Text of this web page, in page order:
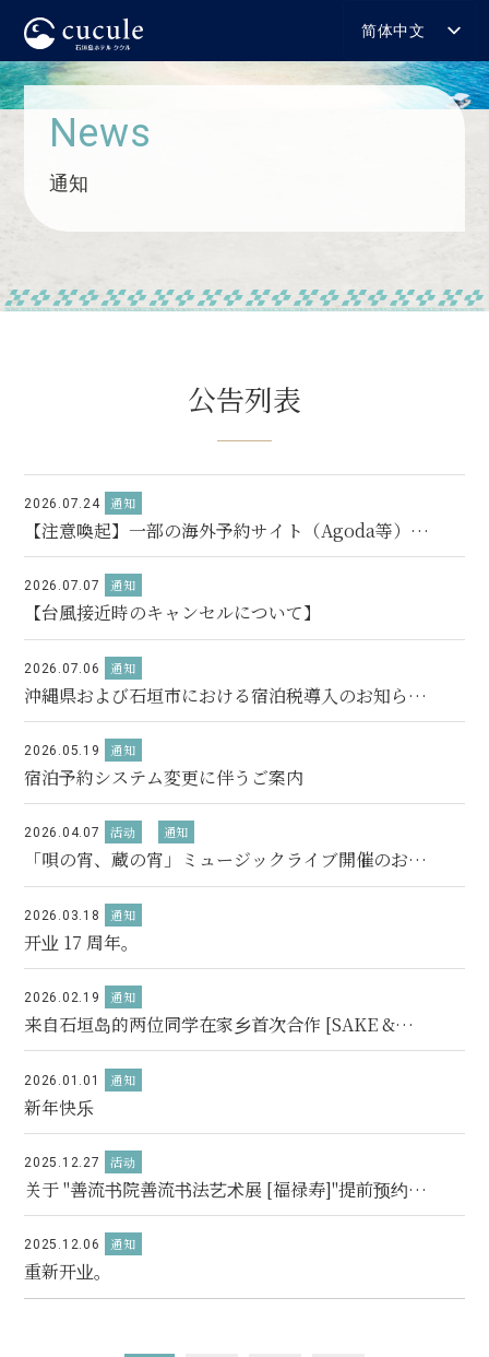
简体中文
日本語
English
News
通知
公告列表
2026.07.24 通知
【注意喚起】一部の海外予約サイト（Agoda等）ご
利用時のご注意事項
2026.07.07 通知
【台風接近時のキャンセルについて】
2026.07.06 通知
沖縄県および石垣市における宿泊税導入のお知らせ
（2027年2月1日～）
2026.05.19 通知
宿泊予約システム変更に伴うご案内
2026.04.07 活动 通知
「唄の宵、蔵の宵」ミュージックライブ開催のお知
らせ
2026.03.18 通知
开业 17 周年。
2026.02.19 通知
来自石垣岛的两位同学在家乡首次合作 [SAKE &
GALLERY]。
2026.01.01 通知
新年快乐
2025.12.27 活动
关于 "善流书院善流书法艺术展 [福禄寿]"提前预约结
束的通知。
2025.12.06 通知
重新开业。